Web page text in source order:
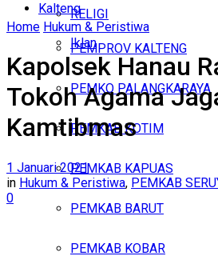
RELIGI
Iklan
Minggu, Agustus 9, 2026
Kalteng
PEMPROV KALTENG
PEMKO PALANGKARAYA
PEMKAB KOTIM
PEMKAB KAPUAS
PEMKAB BARUT
PEMKAB KOBAR
Home Hukum & Peristiwa
Kapolsek Hanau
Tokoh Agama
Kamtibmas
1 Januari 2021
in Hukum & Peristiwa, PEMKAB
0